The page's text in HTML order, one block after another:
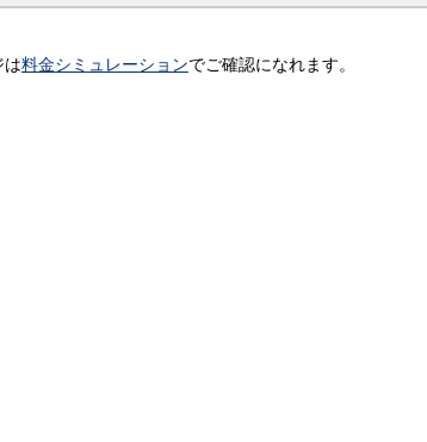
は料金シミュレーションでご確認になれます。